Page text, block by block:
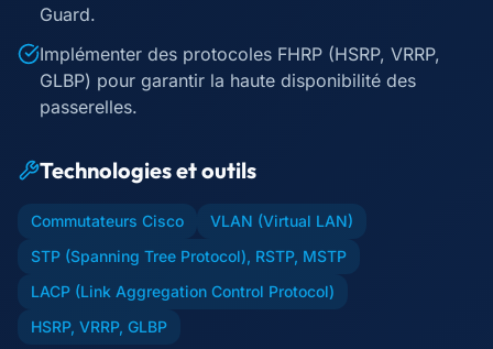
Guard.
Implémenter des protocoles FHRP (HSRP, VRRP,
GLBP) pour garantir la haute disponibilité des
passerelles.
Technologies et outils
Commutateurs Cisco
VLAN (Virtual LAN)
STP (Spanning Tree Protocol), RSTP, MSTP
LACP (Link Aggregation Control Protocol)
HSRP, VRRP, GLBP